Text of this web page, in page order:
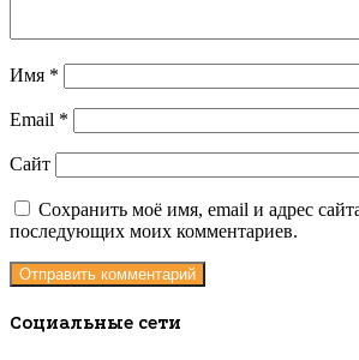
Имя *
Email *
Сайт
Сохранить моё имя, email и адрес
последующих моих комментариев.
Социальные сети